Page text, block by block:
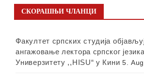
СКОРАШЊИ ЧЛАНЦИ
Факултет српских студија
ангажовање лектора српског
Универзитету ,,HISU“ у Кини 5.